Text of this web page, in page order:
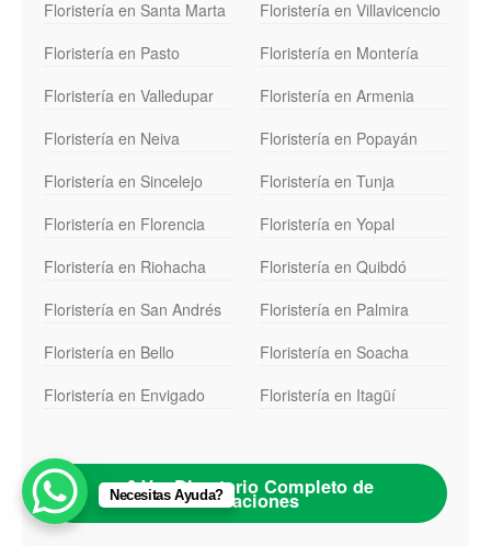
Floristería en Santa Marta
Floristería en Villavicencio
Floristería en Pasto
Floristería en Montería
Floristería en Valledupar
Floristería en Armenia
Floristería en Neiva
Floristería en Popayán
Floristería en Sincelejo
Floristería en Tunja
Floristería en Florencia
Floristería en Yopal
Floristería en Riohacha
Floristería en Quibdó
Floristería en San Andrés
Floristería en Palmira
Floristería en Bello
Floristería en Soacha
Floristería en Envigado
Floristería en Itagüí
📍 Ver Directorio Completo de
Ubicaciones
Necesitas Ayuda?